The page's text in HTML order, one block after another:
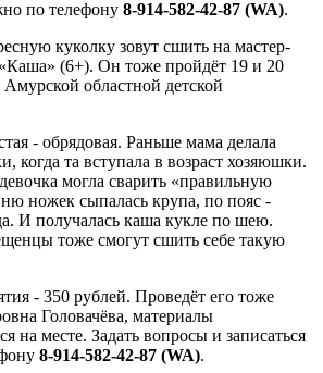
по телефону 8-914-582-42-87 (WA).
куколку зовут сшить на мастер-
(6+). Он тоже пройдёт 19 и 20
областной детской
- обрядовая. Раньше мама делала
когда та вступала в возраст хозяюшки.
могла сварить «правильную
ножек сыпалась крупа, по пояс -
И получалась каша кукле по шею.
тоже смогут сшить себе такую
- 350 рублей. Проведёт его тоже
Головачёва, материалы
на месте. Задать вопросы и записаться
8-914-582-42-87 (WA).